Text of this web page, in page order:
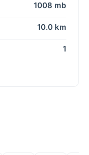
1008 mb
10.0 km
1